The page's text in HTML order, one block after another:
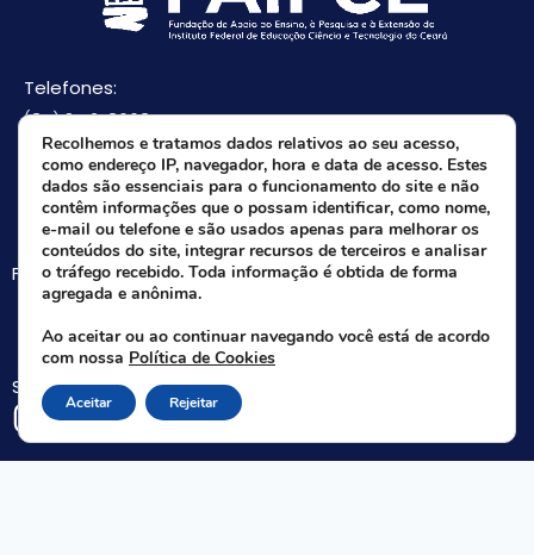
Telefones:
(85) 3512-8668
(85) 9 8165-0582(Whatsapp)
E-mail:
faifce@faifce.ifce.edu.br
Fale agora com nossa equipe:
Whatsapp da FAIFCE
Siga-nos nas redes sociais:
Recolhemos e tratamos dados relativos ao seu acesso,
como endereço IP, navegador, hora e data de acesso. Estes
dados são essenciais para o funcionamento do site e não
contêm informações que o possam identificar, como nome,
e-mail ou telefone e são usados apenas para melhorar os
conteúdos do site, integrar recursos de terceiros e analisar
o tráfego recebido. Toda informação é obtida de forma
agregada e anônima.
Ao aceitar ou ao continuar navegando você está de acordo
com nossa Política de Cookies
Aceitar Rejeitar